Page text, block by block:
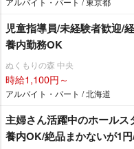
児童指導員/未経験者歓迎/
養内勤務OK
ぬくもりの森 中央
時給1,100円～
アルバイト・パート / 北海道
主婦さん活躍中のホール
養内OK/絶品まかないが1